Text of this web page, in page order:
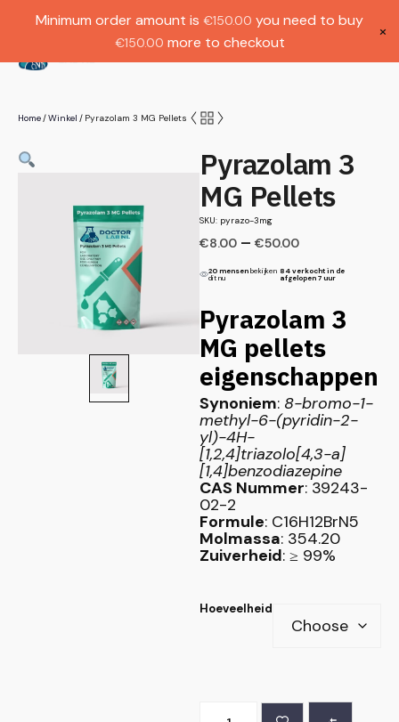
€1000.
Home/Winkel / Pyrazolam 3 MG Pellets
Pyrazolam 3
MG Pellets
SKU: pyrazo-3mg
€8.00 – €50.00
20 mensen bekijken
dit nu
84 verkocht in de
afgelopen 7 uur
Pyrazolam 3
MG pellets
eigenschappen
Synoniem: 8-bromo-1-
methyl-6-(pyridin-2-
yl)-4H-
[1,2,4]triazolo[4,3-a]
[1,4]benzodiazepine
CAS Nummer: 39243-
02-2
Formule: C16H12BrN5
Molmassa: 354.20
Zuiverheid: ≥ 99%
Hoeveelheid
Minimum order amount is €150.00 you need to buy
€150.00 more to checkout
×